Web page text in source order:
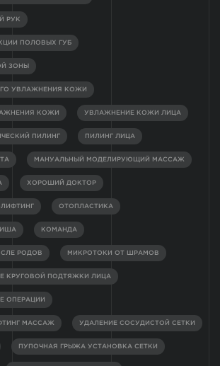
РУК
ПОЛОВЫХ ГУБ
ЗОНЫ
УВЛАЖНЕНИЯ КОЖИ
КОЖИ УВЛАЖНЕНИЕ КОЖИ ЛИЦА
ПИЛИНГ ПИЛИНГ ЛИЦА
МАНУАЛЬНЫЙ МОДЕЛИРУЮЩИЙ МАССАЖ
ХОРОШИЙ ДОКТОР
ЛИФТИНГ ОТОПЛАСТИКА
КОМАНДА
РОДОВ МИКРОТОКИ ОТ ШРАМОВ
КРУГОВОЙ ПОДТЯЖКИ ЛИЦА
ОПЕРАЦИИ
МАССАЖ УДАЛЕНИЕ СОСУДИСТОЙ СЕТКИ
ПУПОЧНАЯ ГРЫЖА УСТАНОВКА СЕТКИ